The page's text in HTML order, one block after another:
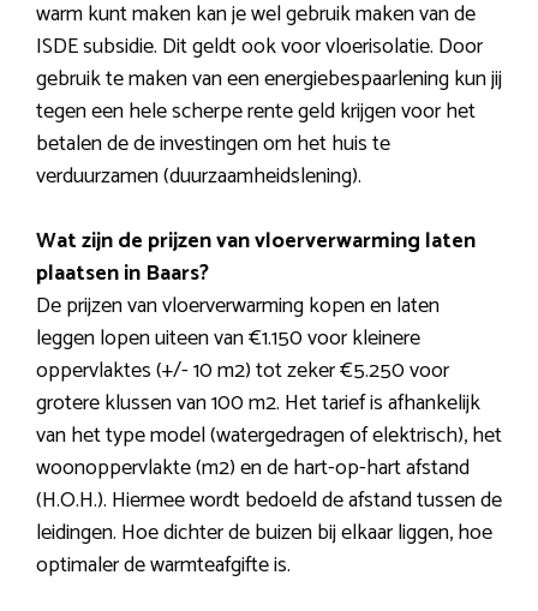
warm kunt maken kan je wel gebruik maken van de
ISDE subsidie. Dit geldt ook voor vloerisolatie. Door
gebruik te maken van een energiebespaarlening kun jij
tegen een hele scherpe rente geld krijgen voor het
betalen de de investingen om het huis te
verduurzamen (duurzaamheidslening).
Wat zijn de prijzen van vloerverwarming laten
plaatsen in Baars?
De prijzen van vloerverwarming kopen en laten
leggen lopen uiteen van €1.150 voor kleinere
oppervlaktes (+/- 10 m2) tot zeker €5.250 voor
grotere klussen van 100 m2. Het tarief is afhankelijk
van het type model (watergedragen of elektrisch), het
woonoppervlakte (m2) en de hart-op-hart afstand
(H.O.H.). Hiermee wordt bedoeld de afstand tussen de
leidingen. Hoe dichter de buizen bij elkaar liggen, hoe
optimaler de warmteafgifte is.